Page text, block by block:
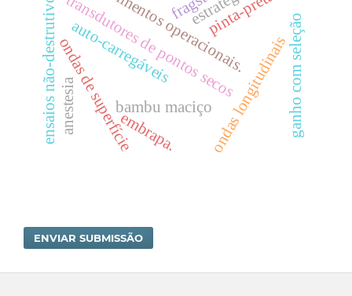
bambu maciço
auto-carregáveis
rendimentos operacionais.
ondas longitudinais
ondas de superfície
transdutores de pontos secos
ensaios não-destrutivos.anestesia
pinta-preta.
ganho com seleção
embrapa.
ENVIAR SUBMISSÃO